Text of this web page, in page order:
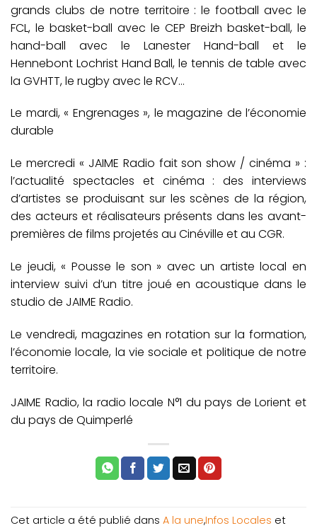
grands clubs de notre territoire : le football avec le
FCL, le basket-ball avec le CEP Breizh basket-ball, le
hand-ball avec le Lanester Hand-ball et le
Hennebont Lochrist Hand Ball, le tennis de table avec
la GVHTT, le rugby avec le RCV…
Le mardi, « Engrenages », le magazine de l’économie
durable
Le mercredi « JAIME Radio fait son show / cinéma » :
l’actualité spectacles et cinéma : des interviews
d’artistes se produisant sur les scènes de la région,
des acteurs et réalisateurs présents dans les avant-
premières de films projetés au Cinéville et au CGR.
Le jeudi, « Pousse le son » avec un artiste local en
interview suivi d’un titre joué en acoustique dans le
studio de JAIME Radio.
Le vendredi, magazines en rotation sur la formation,
l’économie locale, la vie sociale et politique de notre
territoire.
JAIME Radio, la radio locale N°1 du pays de Lorient et
du pays de Quimperlé
Cet article a été publié dans A la une,Infos Locales et